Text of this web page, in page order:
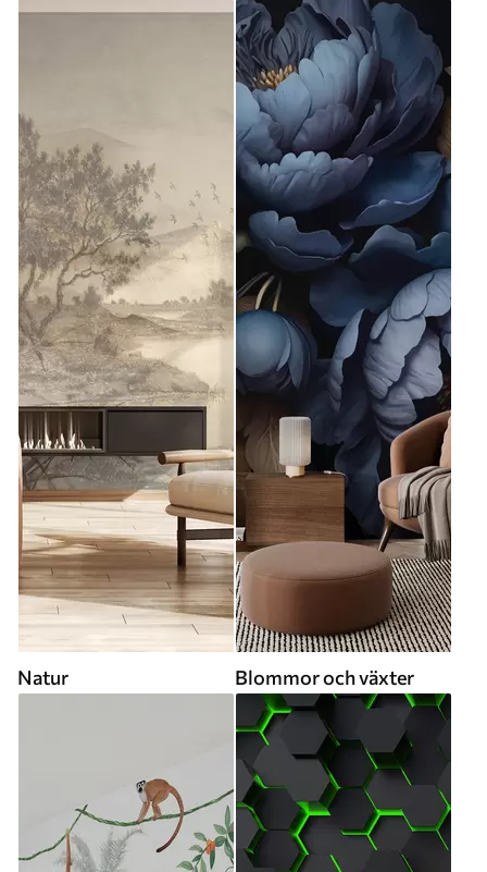
Natur Blommor och växter